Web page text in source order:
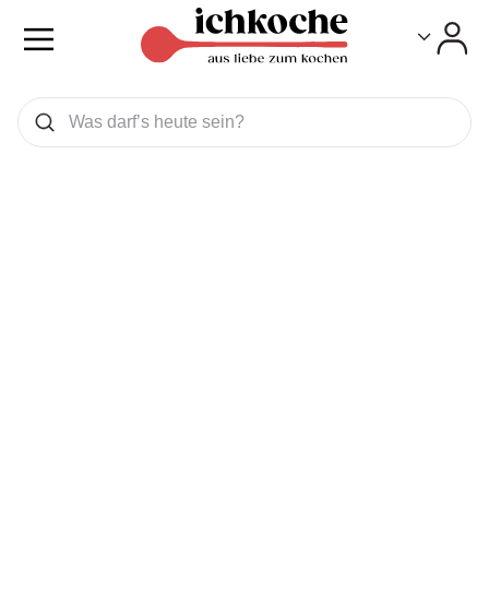
Was wollen Sie suchen
Suchen